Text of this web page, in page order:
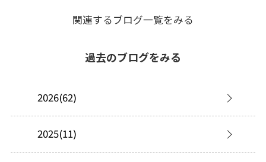
関連するブログ一覧をみる
過去のブログをみる
2026(62)
2025(11)